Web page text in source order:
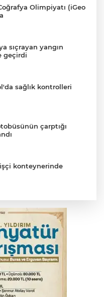
Olimpiyatı (iGeo
sıçrayan yangın
geçirdi
sağlık kontrolleri
çarptığı
konteynerinde
Nürnberg’in resmi
minyatür sanatıyla